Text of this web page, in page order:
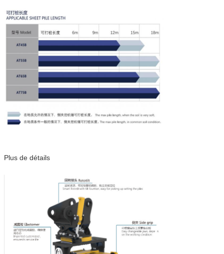
Plus de détails